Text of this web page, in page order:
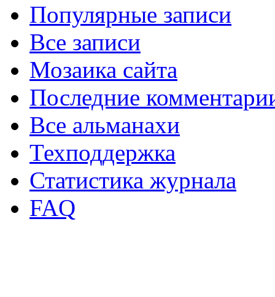
Популярные записи
Все записи
Мозаика сайта
Последние
Все альманахи
Техподдержка
Статистика журнала
FAQ